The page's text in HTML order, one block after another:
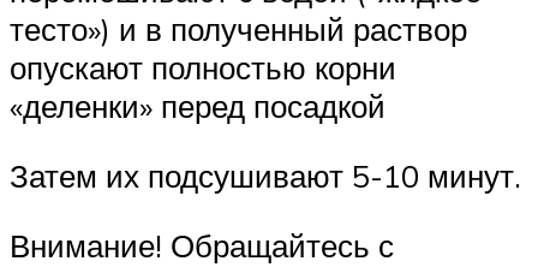
тесто») и в полученный раствор
опускают полностью корни
«деленки» перед посадкой
Затем их подсушивают 5-10 минут.
Внимание! Обращайтесь с